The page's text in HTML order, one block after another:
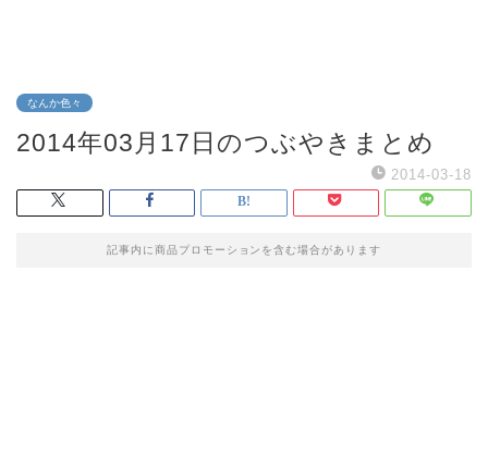
なんか色々
2014年03月17日のつぶやきまとめ
2014-03-18
記事内に商品プロモーションを含む場合があります